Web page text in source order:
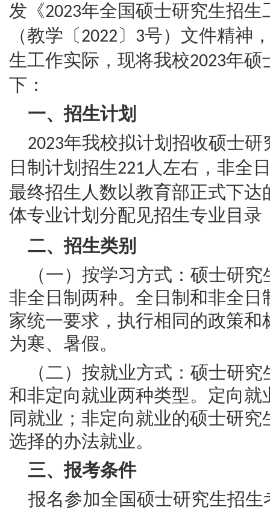
发《2023年全国硕士研究生招
（教学〔 2022 〕 3号）文件精神
生工作实际，现将我校2023年硕
下：
一、招生计划
2023年我校拟计划招收硕士研
日制计划招生221人左右，非全
最终招生人数以教育部正式下
体专业计划分配见招生专业目录
二、招生类别
（一）按学习方式：硕士研
非全日制两种。全日制和非全
家统一要求，执行相同的政策
为寒、暑假。
（二）按就业方式：硕士研
和非定向就业两种类型。定向
同就业；非定向就业的硕士研
选择的办法就业。
三、报考条件
报名参加全国硕士研究生招